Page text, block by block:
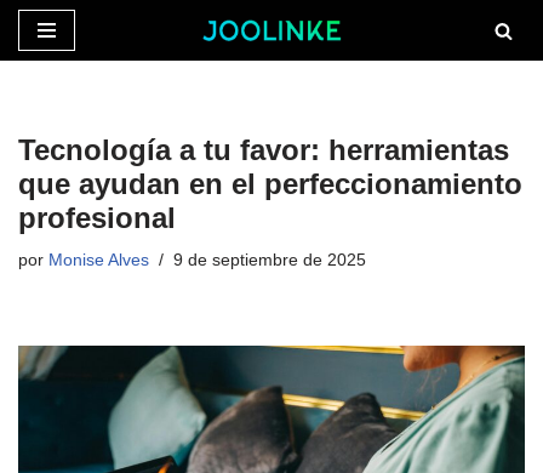
Saltar
Tecnología a tu favor: herramientas
que ayudan en el perfeccionamiento
profesional
por Monise Alves 9 de septiembre de 2025